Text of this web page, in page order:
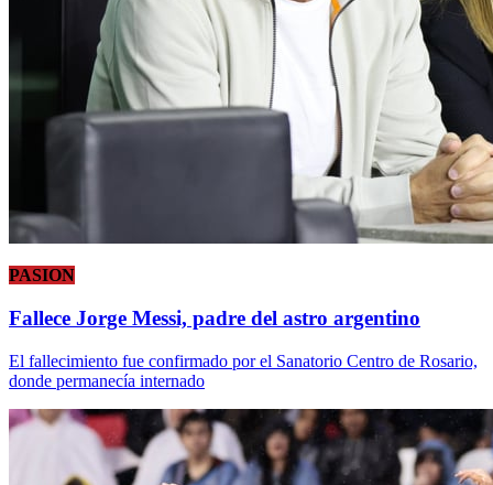
PASION
Fallece Jorge Messi, padre del astro argentino
El fallecimiento fue confirmado por el Sanatorio Centro de Rosario,
donde permanecía internado